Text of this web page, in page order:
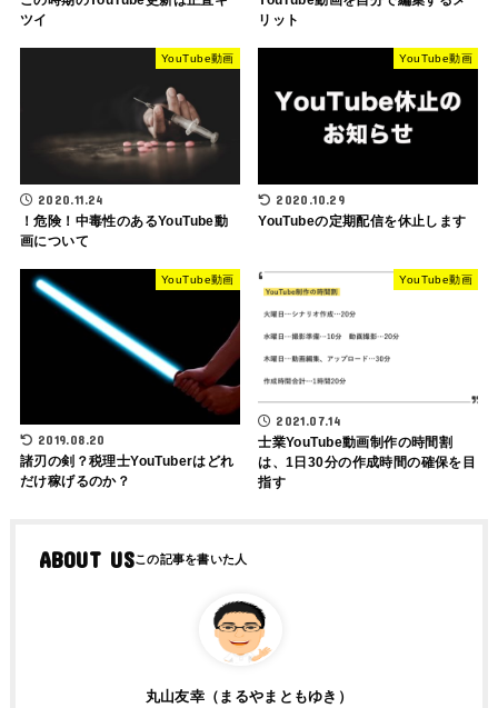
ツイ
リット
YouTube動画
2020.11.24
！危険！中毒性のあるYouTube動
画について
YouTube動画
2020.10.29
YouTubeの定期配信を休止します
YouTube動画
2019.08.20
諸刃の剣？税理士YouTuberはどれ
だけ稼げるのか？
YouTube動画
2021.07.14
士業YouTube動画制作の時間割
は、1日30分の作成時間の確保を目
指す
ABOUT US
丸山友幸（まるやまともゆき）